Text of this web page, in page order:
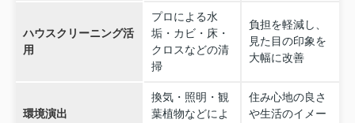
ハウスクリーニング活
用
プロによる水
垢・カビ・床・
クロスなどの清
掃
負担を軽減し、
見た目の印象を
大幅に改善
環境演出
換気・照明・観
葉植物などによ
住み心地の良さ
や生活のイメー